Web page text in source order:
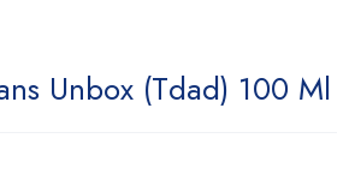
Unbox (Tdad) 100 Ml